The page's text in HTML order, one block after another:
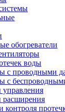
обогреватели
воды
с проводными
с
контроля